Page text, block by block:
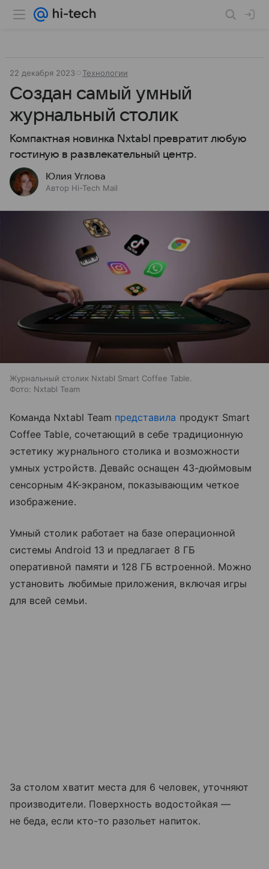
22 декабря 2023 Технологии
Создан самый умный
журнальный столик
Компактная новинка Nxtabl превратит любую
гостиную в развлекательный центр.
Юлия Углова
Автор Hi-Tech Mail
Журнальный столик Nxtabl Smart Coffee Table.
Фото: Nxtabl Team
Команда Nxtabl Team представила продукт Smart
Coffee Table, сочетающий в себе традиционную
эстетику журнального столика и возможности
умных устройств. Девайс оснащен 43-дюймовым
сенсорным 4K-экраном, показывающим четкое
изображение.
Умный столик работает на базе операционной
системы Android 13 и предлагает 8 ГБ
оперативной памяти и 128 ГБ встроенной. Можно
установить любимые приложения, включая игры
для всей семьи.
За столом хватит места для 6 человек, уточняют
производители. Поверхность водостойкая —
не беда, если кто-то разольет напиток.